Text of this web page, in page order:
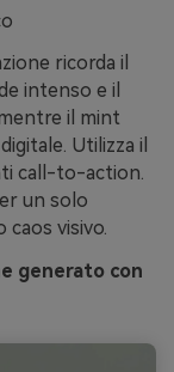
ricorda il
intenso e il
il mint
Utilizza il
call-to-action.
un solo
visivo.
generato con